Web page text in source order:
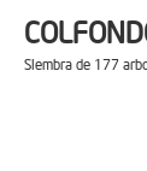
Siembra de 177